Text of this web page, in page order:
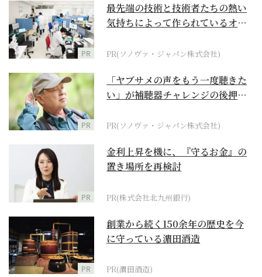
PR
最先端の技術と技術者たちの熱い
気持ちによって作られているオー
PR(ソノヴァ・ジャパン株式会社)
PR
「ヤブサメの声をもう一度聴きた
い」が補聴器チャレンジの後押し
PR(ソノヴァ・ジャパン株式会社)
PR
金利上昇を機に、『守るお金』の
置き場所を再検討
PR(株式会社北九州銀行)
PR
創業から続く150余年の歴史を今
に守っている濵田酒造
PR(濵田酒造)